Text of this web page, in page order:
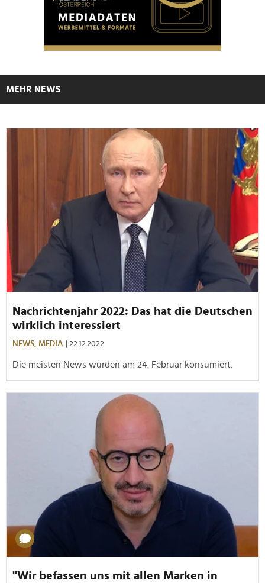
MEHR NEWS
Nachrichtenjahr 2022: Das hat die Deutschen
wirklich interessiert
NEWS, MEDIA | 22.12.2022
Die meisten News wurden am 24. Februar konsumiert.
"Wir befassen uns mit allen Marken in